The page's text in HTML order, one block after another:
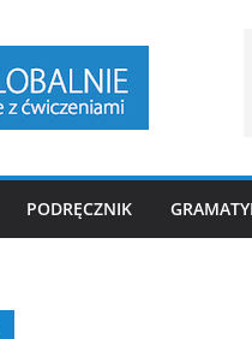
PODRĘCZNIK